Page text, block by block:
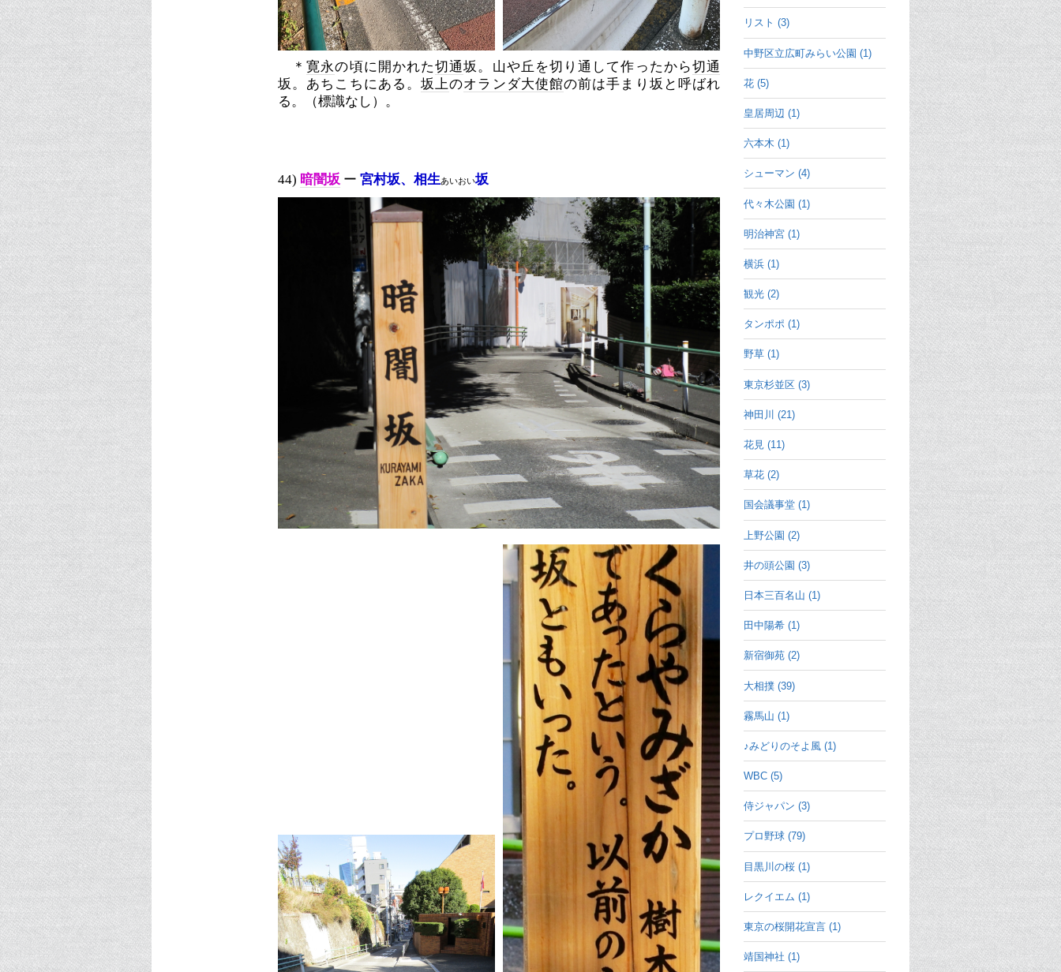
＊寛永の頃に開かれた切通坂。山や丘を切り通して作ったから切通
坂。あちこちにある。 坂上のオランダ大使館の前は手まり坂と呼ばれ
る。（標識なし）。
44) 暗闇坂 ー 宮村坂、相生あいおい坂
リスト (3)
中野区立広町みらい公園 (1)
花 (5)
皇居周辺 (1)
六本木 (1)
シューマン (4)
代々木公園 (1)
明治神宮 (1)
横浜 (1)
観光 (2)
タンポポ (1)
野草 (1)
東京杉並区 (3)
神田川 (21)
花見 (11)
草花 (2)
国会議事堂 (1)
上野公園 (2)
井の頭公園 (3)
日本三百名山 (1)
田中陽希 (1)
新宿御苑 (2)
大相撲 (39)
霧馬山 (1)
♪みどりのそよ風 (1)
WBC (5)
侍ジャパン (3)
プロ野球 (79)
目黒川の桜 (1)
レクイエム (1)
東京の桜開花宣言 (1)
靖国神社 (1)